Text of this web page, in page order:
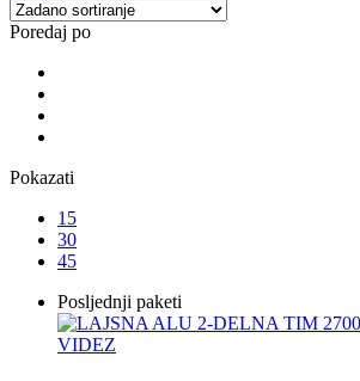
Poredaj po
Pokazati
15
30
45
Posljednji paketi